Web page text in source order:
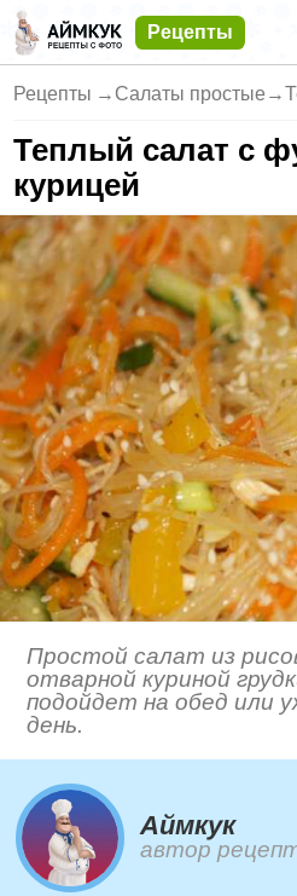
Рецепты
Рецепты → Салаты простые →
Теплый салат с
курицей
Простой салат из
отварной куриной
подойдет на обед или
день.
Аймкук
автор